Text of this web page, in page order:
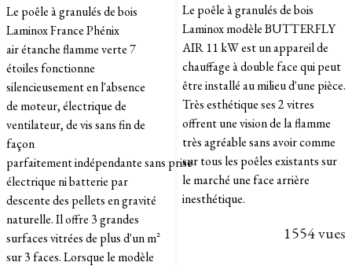
Le poêle à granulés de bois
Laminox France Phénix
air étanche flamme verte 7
étoiles fonctionne
silencieusement en l'absence
de moteur, électrique de
ventilateur, de vis sans fin de
façon
parfaitement indépendante sans prise
électrique ni batterie par
descente des pellets en gravité
naturelle. Il offre 3 grandes
surfaces vitrées de plus d'un m²
sur 3 faces. Lorsque le modèle
Le poêle à granulés de bois
Laminox modèle BUTTERFLY
AIR 11 kW est un appareil de
chauffage à double face qui peut
être installé au milieu d'une pièce.
Très esthétique ses 2 vitres
offrent une vision de la flamme
très agréable sans avoir comme
sur tous les poêles existants sur
le marché une face arrière
inesthétique.
1554 vues